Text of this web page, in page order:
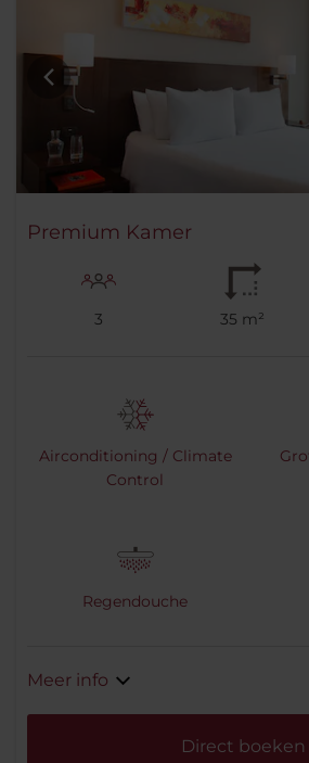
Premium Kamer
3 35 m²
Airconditioning / Climate
Control
Regendouche
Meer info
Direct boeken